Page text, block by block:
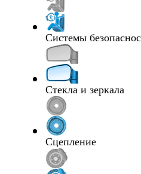
Системы
Стекла и зеркала
Сцепление